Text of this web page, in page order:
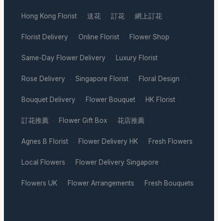
Hong Kong Florist · 送花 · 訂花 · 網上訂花 ·
Florist Delivery · Online Florist · Flower Shop ·
Same-Day Flower Delivery · Luxury Florist ·
Rose Delivery · Singapore Florist · Floral Design ·
Bouquet Delivery · Flower Bouquet · HK Florist ·
訂花推薦 · Flower Gift Box · 花店推薦 ·
Agnes B Florist · Flower Delivery HK · Fresh Flowers ·
Local Flowers · Flower Delivery Singapore ·
Flowers UK · Flower Arrangements · Fresh Bouquets